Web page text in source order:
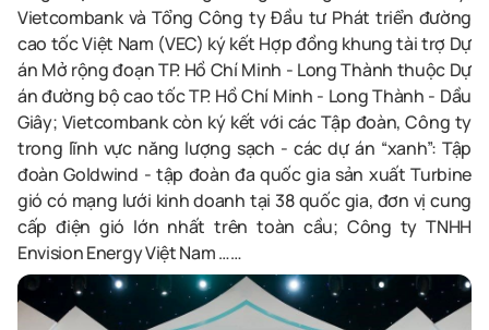
Vietcombank và Tổng Công ty Đầu tư Phát triển đường
cao tốc Việt Nam (VEC) ký kết Hợp đồng khung tài trợ Dự
án Mở rộng đoạn TP. Hồ Chí Minh - Long Thành thuộc Dự
án đường bộ cao tốc TP. Hồ Chí Minh - Long Thành - Dầu
Giây; Vietcombank còn ký kết với các Tập đoàn, Công ty
trong lĩnh vực năng lượng sạch - các dự án “xanh”: Tập
đoàn Goldwind - tập đoàn đa quốc gia sản xuất Turbine
gió có mạng lưới kinh doanh tại 38 quốc gia, đơn vị cung
cấp điện gió lớn nhất trên toàn cầu; Công ty TNHH
Envision Energy Việt Nam ……